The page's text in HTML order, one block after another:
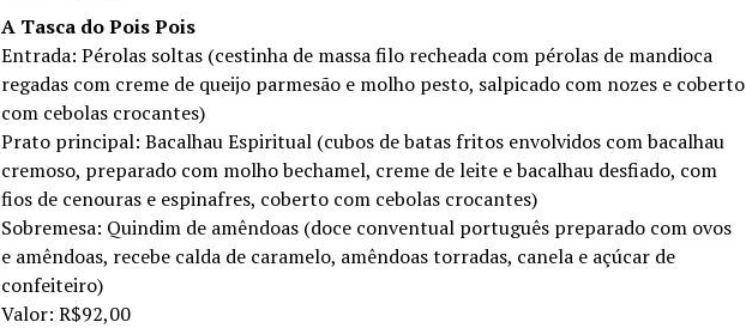
A Tasca do Pois Pois
Entrada: Pérolas soltas (cestinha de massa filo recheada com pérolas de mandioca
regadas com creme de queijo parmesão e molho pesto, salpicado com nozes e coberto
com cebolas crocantes)
Prato principal: Bacalhau Espiritual (cubos de batas fritos envolvidos com bacalhau
cremoso, preparado com molho bechamel, creme de leite e bacalhau desfiado, com
fios de cenouras e espinafres, coberto com cebolas crocantes)
Sobremesa: Quindim de amêndoas (doce conventual português preparado com ovos
e amêndoas, recebe calda de caramelo, amêndoas torradas, canela e açúcar de
confeiteiro)
Valor: R$92,00